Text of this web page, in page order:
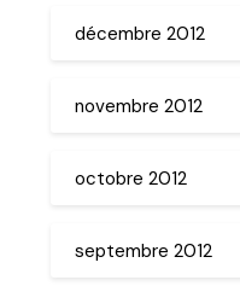
décembre 2012
novembre 2012
octobre 2012
septembre 2012